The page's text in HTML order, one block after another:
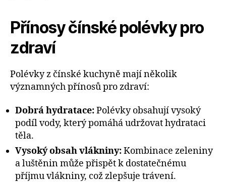
Přínosy čínské polévky pro
zdraví
Polévky z čínské kuchyně mají několik
významných přínosů pro zdraví:
Dobrá hydratace:Polévky obsahují vysoký
podíl vody, který pomáhá udržovat hydrataci
těla.
Vysoký obsah vlákniny:Kombinace zeleniny
a luštěnin může přispět k dostatečnému
příjmu vlákniny, což zlepšuje trávení.